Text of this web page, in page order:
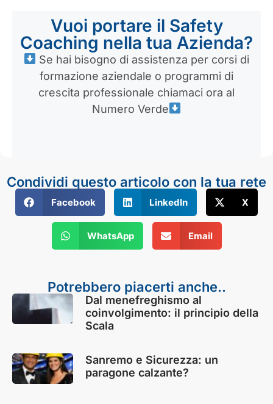
Vuoi portare il Safety
Coaching nella tua Azienda?
Se hai bisogno di assistenza per corsi di
formazione aziendale o programmi di
crescita professionale chiamaci ora al
Numero Verde
Condividi questo articolo con la tua rete
Facebook LinkedIn X
WhatsApp Email
Potrebbero piacerti anche..
Dal menefreghismo al
coinvolgimento: il principio della
Scala
Sanremo e Sicurezza: un
paragone calzante?